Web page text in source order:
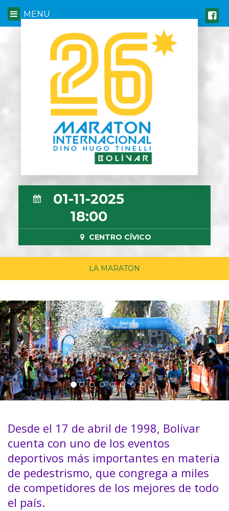
MENU
01-11-2025
18:00
CENTRO CÍVICO
LA MARATON
Previous
Desde el 17 de abril de 1998, Bolívar
cuenta con uno de los eventos
deportivos más importantes en materia
de pedestrismo, que congrega a miles
de competidores de los mejores de todo
el país.